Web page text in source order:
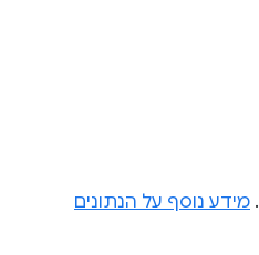
מידע נוסף על הנתונים